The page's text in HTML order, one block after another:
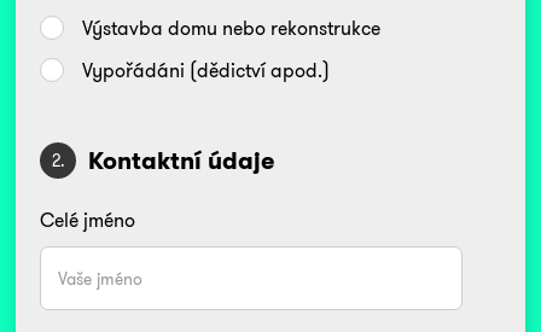
Výstavba domu nebo rekonstrukce
Vypořádáni (dědictví apod.)
2. Kontaktní údaje
Celé jméno